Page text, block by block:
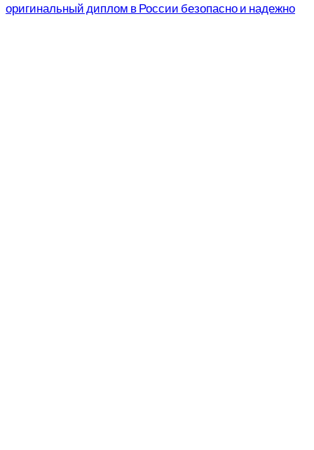
оригинальный диплом в России безопасно и надежно